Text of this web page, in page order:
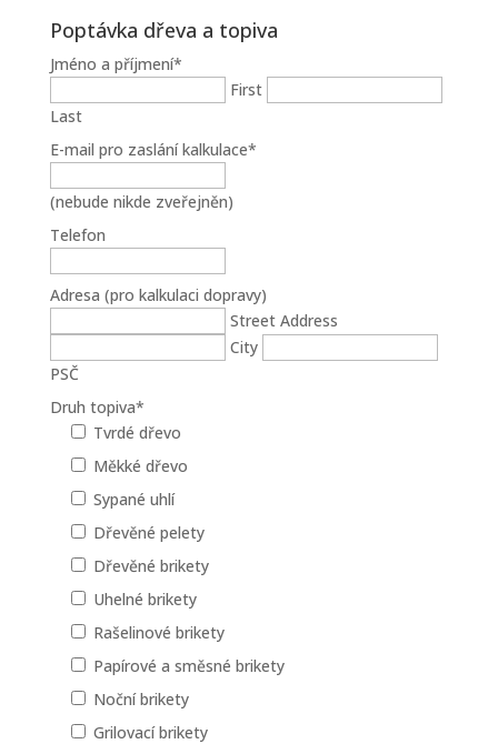
Poptávka dřeva a topiva
Jméno a příjmení*
First
Last
E-mail pro zaslání kalkulace*
(nebude nikde zveřejněn)
Telefon
Adresa (pro kalkulaci dopravy)
Street Address
City
PSČ
Druh topiva*
Tvrdé dřevo
Měkké dřevo
Sypané uhlí
Dřevěné pelety
Dřevěné brikety
Uhelné brikety
Rašelinové brikety
Papírové a směsné brikety
Noční brikety
Grilovací brikety